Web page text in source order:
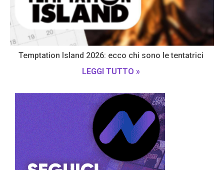
Temptation Island 2026: ecco chi sono le tentatrici
LEGGI TUTTO »